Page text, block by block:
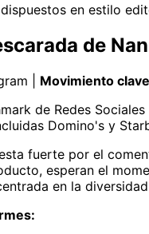
en estilo
de
| Movimiento
de Redes
Domino's y
fuerte por el
esperan el
en la